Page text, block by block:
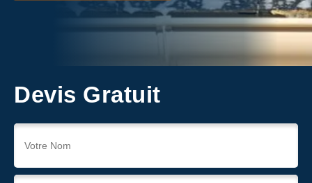
Devis Gratuit